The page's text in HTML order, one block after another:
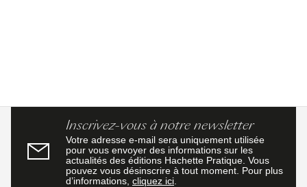
Inscrivez-vous à notre newsletter
Votre adresse e-mail sera uniquement utilisée
pour vous envoyer des informations sur les
actualités des éditions Hachette Pratique. Vous
pouvez vous désinscrire à tout moment. Pour plus
d’informations, cliquez ici